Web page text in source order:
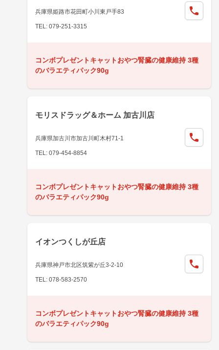
兵庫県姫路市花田町小川東戸手83
TEL: 079-251-3315
コンボプレゼントキャットおやつ腎臓の健康維持 3種
のバラエティパック90g
モリスドラッグ＆ホーム 加古川店
兵庫県加古川市加古川町木村71-1
TEL: 079-454-8854
コンボプレゼントキャットおやつ腎臓の健康維持 3種
のバラエティパック90g
イオンつくしが丘店
兵庫県神戸市北区筑紫が丘3-2-10
TEL: 078-583-2570
コンボプレゼントキャットおやつ腎臓の健康維持 3種
のバラエティパック90g